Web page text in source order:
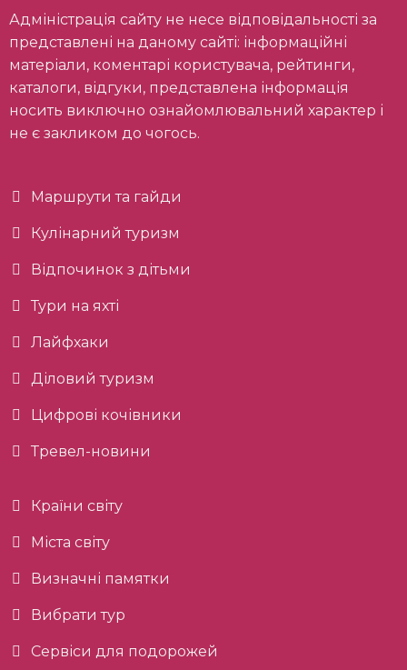
Адміністрація сайту не несе відповідальності за
представлені на даному сайті: інформаційні
матеріали, коментарі користувача, рейтинги,
каталоги, відгуки, представлена інформація
носить виключно ознайомлювальний характер і
не є закликом до чогось.
Маршрути та гайди
Кулінарний туризм
Відпочинок з дітьми
Тури на яхті
Лайфхаки
Діловий туризм
Цифрові кочівники
Тревел-новини
Країни світу
Міста світу
Визначні памятки
Вибрати тур
Сервіси для подорожей